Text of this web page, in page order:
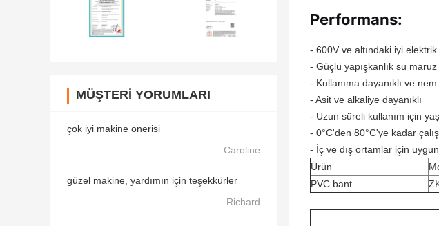
MÜŞTERI YORUMLARI
çok iyi makine önerisi
—— Caroline
güzel makine, yardımın için teşekkürler
—— Richard
Performans:
- 600V ve altındaki iyi elektrik
- Güçlü yapışkanlık su
- Kullanıma dayanıklı ve
- Asit ve alkaliye dayanıklı
- Uzun süreli kullanım için
- 0°C'den 80°C'ye kadar
- İç ve dış ortamlar için
Ürün
PVC bant